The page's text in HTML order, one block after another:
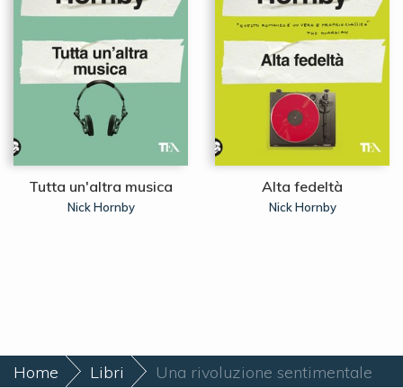
Tutta un'altra musica
Nick Hornby
Alta fedeltà
Nick Hornby
Home Libri Una rivoluzione sentimentale